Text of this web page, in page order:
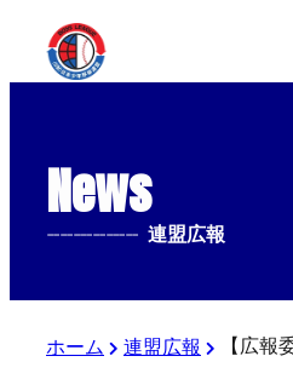
News
-------------- 連盟広報
ホーム 連盟広報